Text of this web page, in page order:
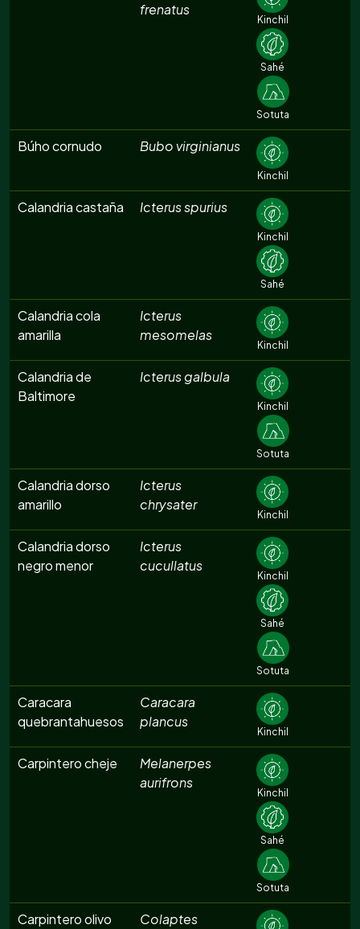
frenatus
Kinchil
Sahé
Sotuta
Búho cornudo Bubo virginianus
Kinchil
Calandria castaña Icterus spurius
Kinchil
Sahé
Calandria cola
amarilla
Icterus
mesomelas
Kinchil
Calandria de
Baltimore
Icterus galbula
Kinchil
Sotuta
Calandria dorso
amarillo
Icterus
chrysater
Kinchil
Calandria dorso
negro menor
Icterus
cucullatus
Kinchil
Sahé
Sotuta
Caracara
quebrantahuesos
Caracara
plancus
Kinchil
Carpintero cheje
Melanerpes
aurifrons
Kinchil
Sahé
Sotuta
Carpintero olivo Colaptes